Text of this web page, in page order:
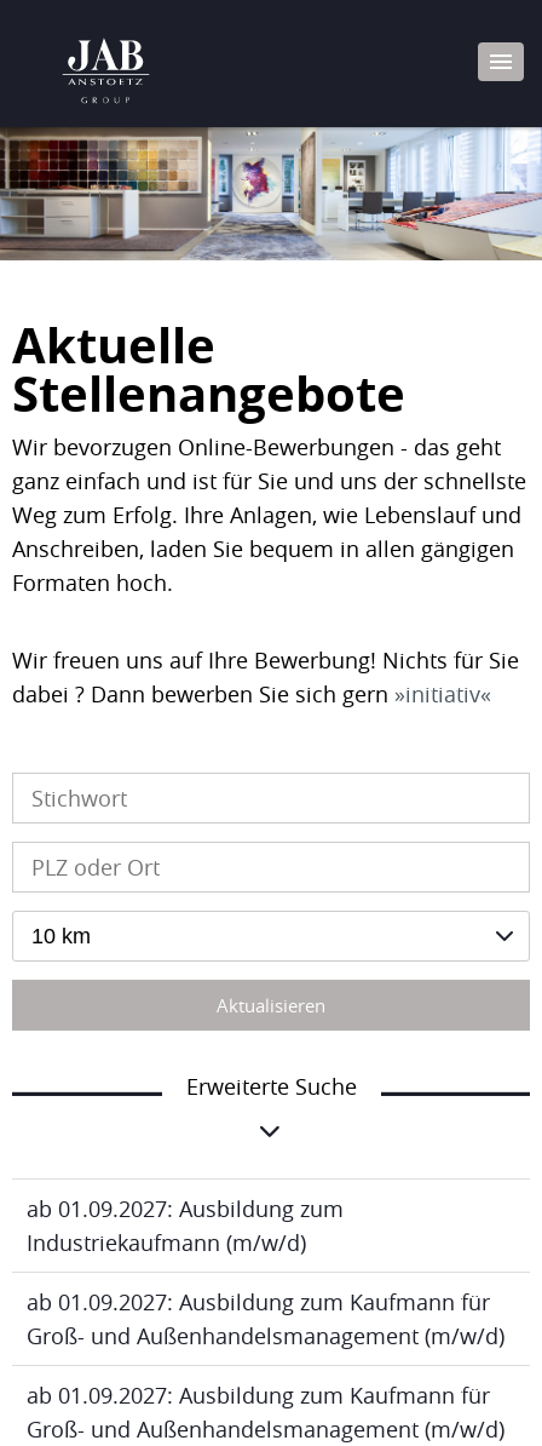
Aktuelle
Stellenangebote
Wir bevorzugen Online-Bewerbungen - das geht
ganz einfach und ist für Sie und uns der schnellste
Weg zum Erfolg. Ihre Anlagen, wie Lebenslauf und
Anschreiben, laden Sie bequem in allen gängigen
Formaten hoch.
Wir freuen uns auf Ihre Bewerbung! Nichts für Sie
dabei ? Dann bewerben Sie sich gern
initiativ
10 km
Aktualisieren
Erweiterte Suche
ab 01.09.2027: Ausbildung zum
Industriekaufmann (m/w/d)
ab 01.09.2027: Ausbildung zum Kaufmann für
Groß- und Außenhandelsmanagement (m/w/d)
ab 01.09.2027: Ausbildung zum Kaufmann für
Groß- und Außenhandelsmanagement (m/w/d)